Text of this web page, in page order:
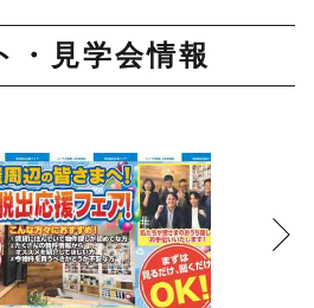
・見学会情報